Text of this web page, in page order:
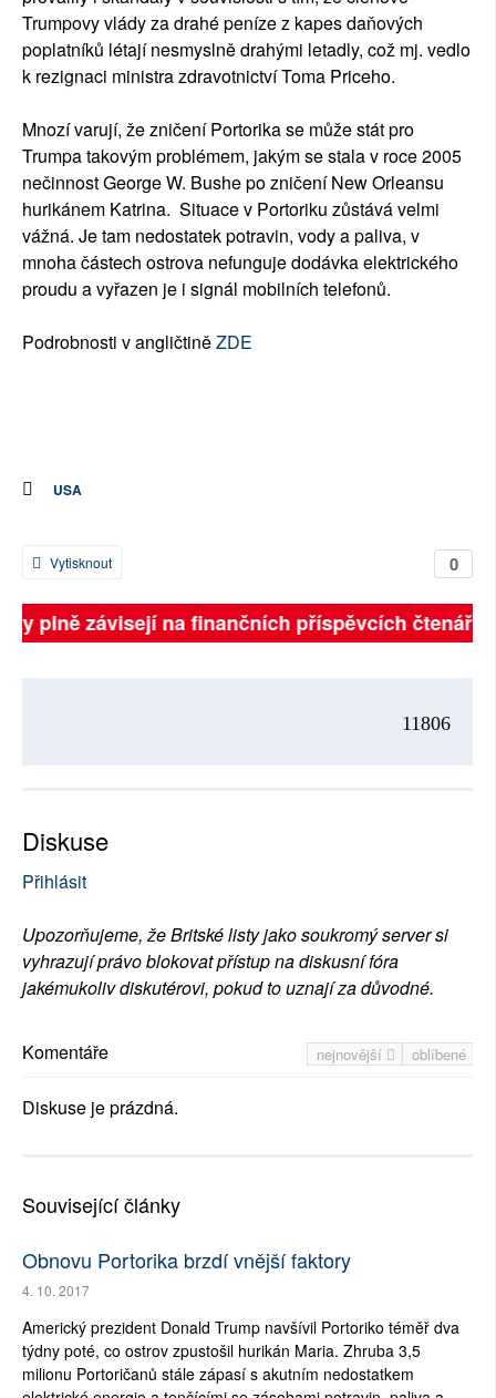
Trumpovy vlády za drahé peníze z kapes daňových
poplatníků létají nesmyslně drahými letadly, což mj. vedlo
k rezignaci ministra zdravotnictví Toma Priceho.
Mnozí varují, že zničení Portorika se může stát pro
Trumpa takovým problémem, jakým se stala v roce 2005
nečinnost George W. Bushe po zničení New Orleansu
hurikánem Katrina. Situace v Portoriku zůstává velmi
vážná. Je tam nedostatek potravin, vody a paliva, v
mnoha částech ostrova nefunguje dodávka elektrického
proudu a vyřazen je i signál mobilních telefonů.
Podrobnosti v angličtiněZDE
USA
0
Vytisknout
plně závisejí na finančních příspěvcích
11806
Diskuse
Přihlásit
Upozorňujeme, že Britské listy jako soukromý server si
vyhrazují právo blokovat přístup na diskusní fóra
jakémukoliv diskutérovi, pokud to uznají za důvodné.
nejnovější oblíbené
Komentáře
Diskuse je prázdná.
Související články
Obnovu Portorika brzdí vnější faktory
4. 10. 2017
Americký prezident Donald Trump navšívil Portoriko téměř dva
týdny poté, co ostrov zpustošil hurikán Maria. Zhruba 3,5
milionu Portoričanů stále zápasí s akutním nedostatkem